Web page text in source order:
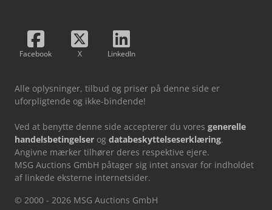
Facebook X LinkedIn
Alle oplysninger, tilbud og priser på denne side er
uforpligtende og ikke-bindende!
Ved at benytte denne side accepterer du vores generelle
handelsbetingelser og databeskyttelseserklæring.
Angivne mærker tilhører deres respektive ejere.
MSG Auctions GmbH påtager sig intet ansvar for indholdet
af linkede eksterne internetsider.
© 2000 - 2026 MSG Auctions GmbH